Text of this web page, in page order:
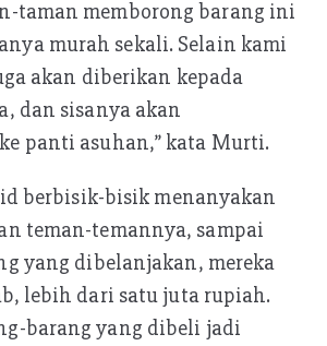
taman memborong barang ini
murah sekali. Selain kami
akan diberikan kepada
dan sisanya akan
panti asuhan,” kata Murti.
berbisik-bisik menanyakan
teman-temannya, sampai
yang dibelanjakan, mereka
lebih dari satu juta rupiah.
barang yang dibeli jadi